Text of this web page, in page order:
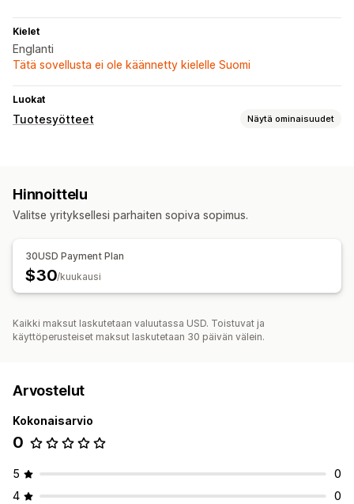
Kielet
Englanti
Tätä sovellusta ei ole käännetty kielelle Suomi
Luokat
Tuotesyötteet Näytä ominaisuudet
Hinnoittelu
Valitse yrityksellesi parhaiten sopiva sopimus.
30USD Payment Plan
$30/kuukausi
Kaikki maksut laskutetaan valuutassa USD. Toistuvat ja
käyttöperusteiset maksut laskutetaan 30 päivän välein.
Arvostelut
Kokonaisarvio
0
5
0
4
0